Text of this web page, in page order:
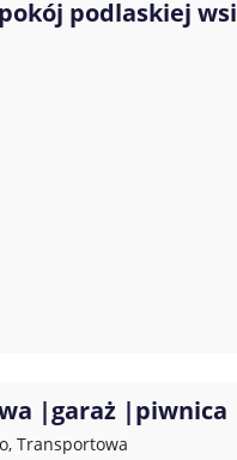
podlaskiej wsi
|garaż |piwnica
Transportowa